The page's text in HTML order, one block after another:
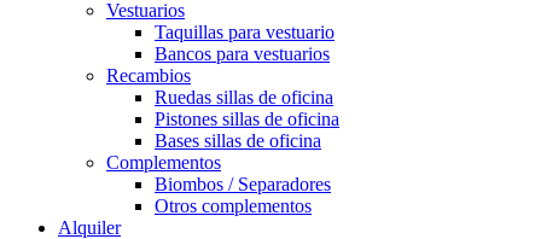
Vestuarios
Taquillas para vestuario
Bancos para vestuarios
Recambios
Ruedas sillas de oficina
Pistones sillas de oficina
Bases sillas de oficina
Complementos
Biombos / Separadores
Otros complementos
Alquiler